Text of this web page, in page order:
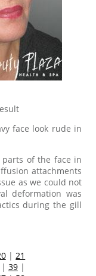
face look rude in
of the face in
attachments
as we could not
deformation was
during the gill
| 21
| 39|